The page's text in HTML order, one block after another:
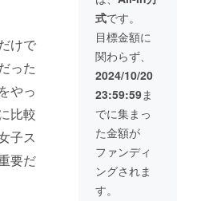
けで
った
やっ
比較
子ス
要だ
す。 ※
サイズ
は少し
小さめ
なので1
サイズ
大きい
サイズ
をお選
びくだ
さい プ
ロジェ
クト終
了後、
ネー
ム・好
きな背
番号を
入れて
提供し
ます。
・サイ
ズ展
開：S,
M,
L,XL,2X
L,3XL,4
XL,5XL
式です。
目標金額に
関わらず、
2024/10/20
23:59:59ま
でに集まっ
た金額が
ファンディ
ングされま
す。